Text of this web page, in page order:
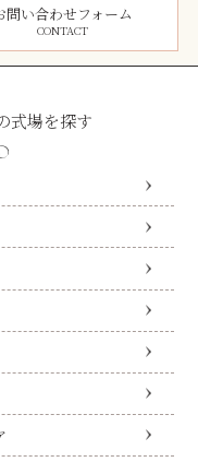
問い合わせフォーム
CONTACT
式場を探す